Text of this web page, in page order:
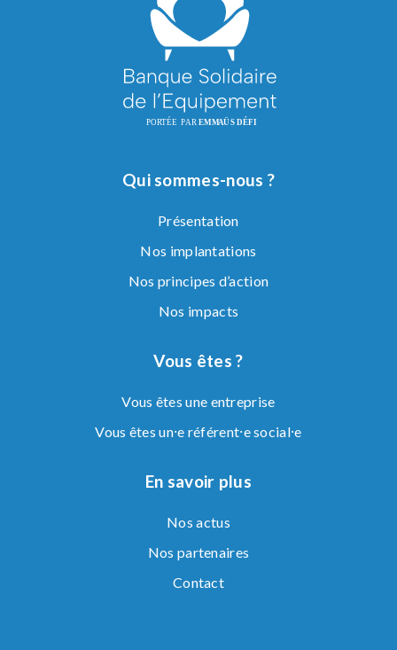
Qui sommes-nous ?
Présentation
Nos implantations
Nos principes d’action
Nos impacts
Vous êtes ?
Vous êtes une entreprise
Vous êtes un⸱e référent⸱e social⸱e
En savoir plus
Nos actus
Nos partenaires
Contact